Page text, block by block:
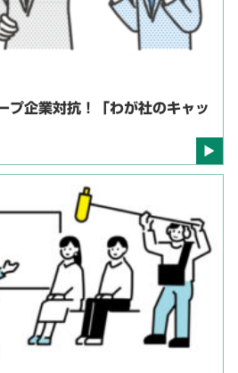
プ企業対抗！「わが社のキャッ